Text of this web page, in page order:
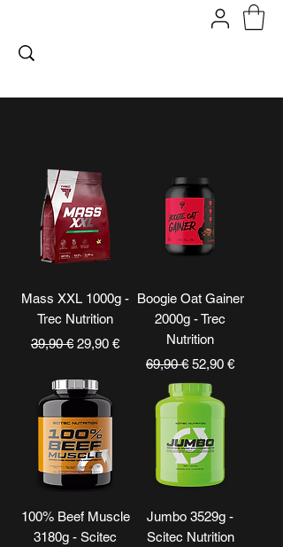
Mass XXL 1000g -
Trec Nutrition
Prezzo regolare
39,90 € Prezzo scontato
29,90 €
Boogie Oat Gainer
2000g - Trec
Nutrition
Prezzo regolare
69,90 € Prezzo scontato
52,90 €
100% Beef Muscle
3180g - Scitec
Jumbo 3529g -
Scitec Nutrition